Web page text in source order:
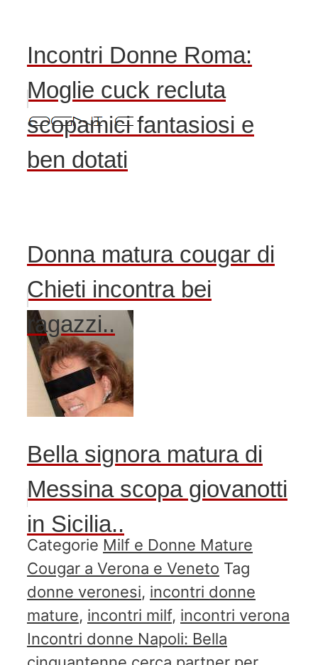
Incontri Donne Roma:
Moglie cuck recluta
scopamici fantasiosi e
ben dotati
Donna matura cougar di
Chieti incontra bei
ragazzi..
Bella signora matura di
Messina scopa giovanotti
in Sicilia..
Categorie Milf e Donne Mature
Cougar a Verona e Veneto Tag
donne veronesi, incontri donne
mature, incontri milf, incontri verona
Incontri donne Napoli: Bella